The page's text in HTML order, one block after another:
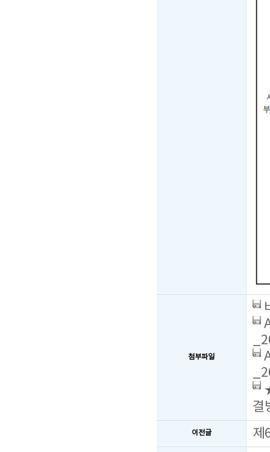
첨부파일
결
이전글 제